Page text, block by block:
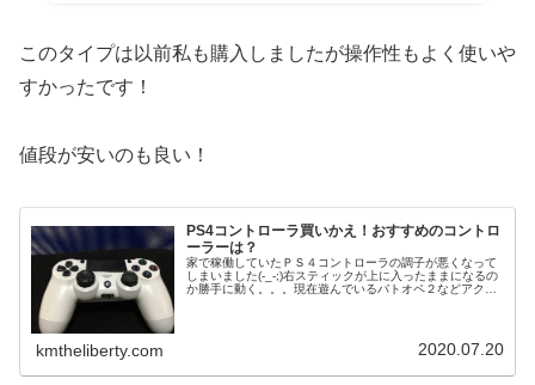
このタイプは以前私も購入しましたが操作性もよく使いや
すかったです！
値段が安いのも良い！
PS4コントローラ買いかえ！おすすめのコントロ
ーラーは？
家で稼働していたＰＳ４コントローラの調子が悪くなって
しまいました(-_-;)右スティックが上に入ったままになるの
か勝手に動く。。。現在遊んでいるバトオペ２などアクシ
kmtheliberty.com 2020.07.20